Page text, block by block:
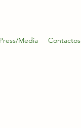
Press/Media Contactos